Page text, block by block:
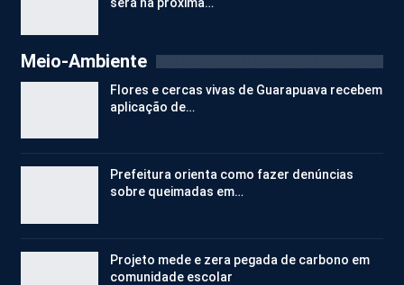
será na próxima…
Meio-Ambiente
Flores e cercas vivas de Guarapuava recebem
aplicação de…
Prefeitura orienta como fazer denúncias
sobre queimadas em…
Projeto mede e zera pegada de carbono em
comunidade escolar